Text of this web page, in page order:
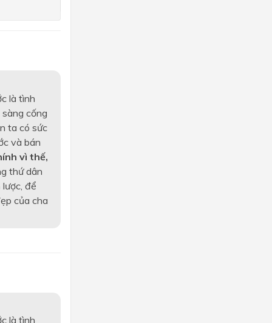
là tình
cống
ta có sức
và bán
vì thế,
thứ dân
để
của cha
là tình